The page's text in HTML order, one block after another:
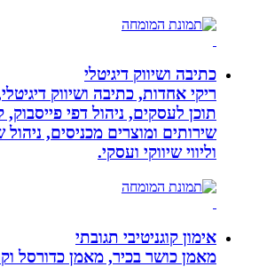
כתיבה ושיווק דיגיטלי
ריקי אחדות, כתיבה ושיווק דיגיטלי,
תוכן לעסקים, ניהול דפי פייסבוק,
שירותים ומוצרים מכניסים, ניהול
וליווי שיווקי ועסקי.
אימון קוגניטיבי תגובתי
מאמן כושר בכיר, מאמן כדורסל